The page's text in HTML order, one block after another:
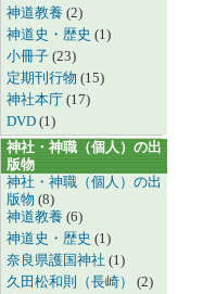
神道教養 (2)
神道史・歴史 (1)
小冊子 (23)
定期刊行物 (15)
神社本庁 (17)
DVD (1)
神社・神職（個人）の出
版物
神社・神職（個人）の出
版物 (8)
神道教養 (6)
神道史・歴史 (1)
奈良県護国神社 (1)
久田松和則（長崎） (2)